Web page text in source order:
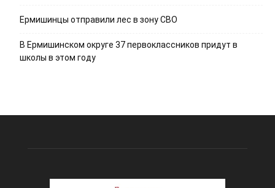
Ермишинцы отправили лес в зону СВО
В Ермишинском округе 37 первоклассников придут в
школы в этом году